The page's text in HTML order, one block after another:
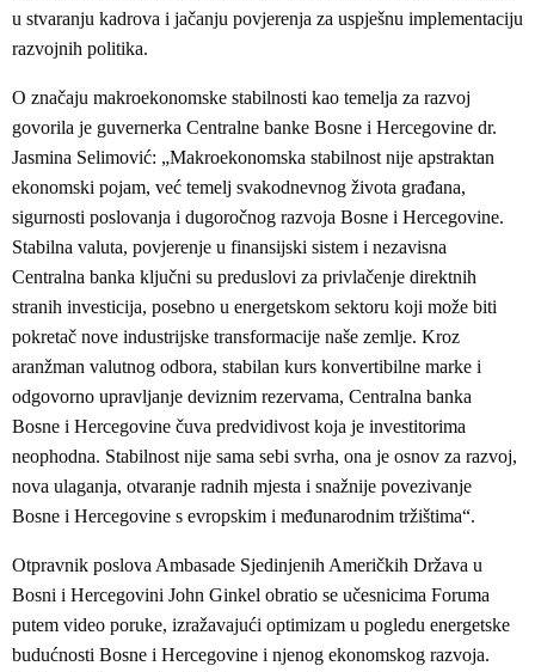
u stvaranju kadrova i jačanju povjerenja za uspješnu implementaciju
razvojnih politika.
O značaju makroekonomske stabilnosti kao temelja za razvoj
govorila je guvernerka Centralne banke Bosne i Hercegovine dr.
Jasmina Selimović: „Makroekonomska stabilnost nije apstraktan
ekonomski pojam, već temelj svakodnevnog života građana,
sigurnosti poslovanja i dugoročnog razvoja Bosne i Hercegovine.
Stabilna valuta, povjerenje u finansijski sistem i nezavisna
Centralna banka ključni su preduslovi za privlačenje direktnih
stranih investicija, posebno u energetskom sektoru koji može biti
pokretač nove industrijske transformacije naše zemlje. Kroz
aranžman valutnog odbora, stabilan kurs konvertibilne marke i
odgovorno upravljanje deviznim rezervama, Centralna banka
Bosne i Hercegovine čuva predvidivost koja je investitorima
neophodna. Stabilnost nije sama sebi svrha, ona je osnov za razvoj,
nova ulaganja, otvaranje radnih mjesta i snažnije povezivanje
Bosne i Hercegovine s evropskim i međunarodnim tržištima“.
Otpravnik poslova Ambasade Sjedinjenih Američkih Država u
Bosni i Hercegovini John Ginkel obratio se učesnicima Foruma
putem video poruke, izražavajući optimizam u pogledu energetske
budućnosti Bosne i Hercegovine i njenog ekonomskog razvoja.